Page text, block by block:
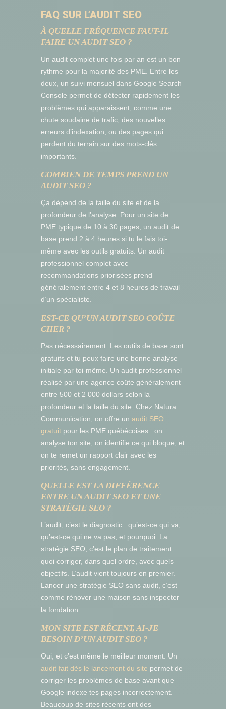
FAQ SUR L’AUDIT SEO
À QUELLE FRÉQUENCE FAUT-IL
FAIRE UN AUDIT SEO ?
Un audit complet une fois par an est un bon
rythme pour la majorité des PME. Entre les
deux, un suivi mensuel dans Google Search
Console permet de détecter rapidement les
problèmes qui apparaissent, comme une
chute soudaine de trafic, des nouvelles
erreurs d’indexation, ou des pages qui
perdent du terrain sur des mots-clés
importants.
COMBIEN DE TEMPS PREND UN
AUDIT SEO ?
Ça dépend de la taille du site et de la
profondeur de l’analyse. Pour un site de
PME typique de 10 à 30 pages, un audit de
base prend 2 à 4 heures si tu le fais toi-
même avec les outils gratuits. Un audit
professionnel complet avec
recommandations priorisées prend
généralement entre 4 et 8 heures de travail
d’un spécialiste.
EST-CE QU’UN AUDIT SEO COÛTE
CHER ?
Pas nécessairement. Les outils de base sont
gratuits et tu peux faire une bonne analyse
initiale par toi-même. Un audit professionnel
réalisé par une agence coûte généralement
entre 500 et 2 000 dollars selon la
profondeur et la taille du site. Chez Natura
Communication, on offre un audit SEO
gratuitpour les PME québécoises : on
analyse ton site, on identifie ce qui bloque, et
on te remet un rapport clair avec les
priorités, sans engagement.
QUELLE EST LA DIFFÉRENCE
ENTRE UN AUDIT SEO ET UNE
STRATÉGIE SEO ?
L’audit, c’est le diagnostic : qu’est-ce qui va,
qu’est-ce qui ne va pas, et pourquoi. La
stratégie SEO, c’est le plan de traitement :
quoi corriger, dans quel ordre, avec quels
objectifs. L’audit vient toujours en premier.
Lancer une stratégie SEO sans audit, c’est
comme rénover une maison sans inspecter
la fondation.
MON SITE EST RÉCENT, AI-JE
BESOIN D’UN AUDIT SEO ?
Oui, et c’est même le meilleur moment. Un
audit fait dès le lancement du site permet de
corriger les problèmes de base avant que
Google indexe tes pages incorrectement.
Beaucoup de sites récents ont des